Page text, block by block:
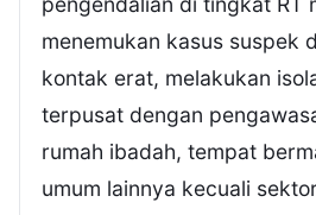
menemukan kasus suspek
kontak erat, melakukan
terpusat dengan
rumah ibadah, tempat
umum lainnya kecuali